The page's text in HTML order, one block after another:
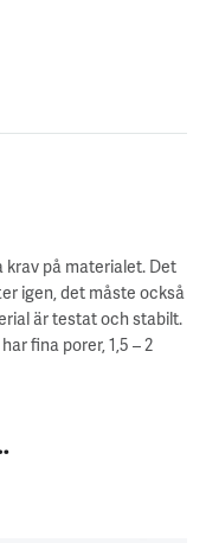
på materialet. Det
igen, det måste också
är testat och stabilt.
fina porer, 1,5 – 2